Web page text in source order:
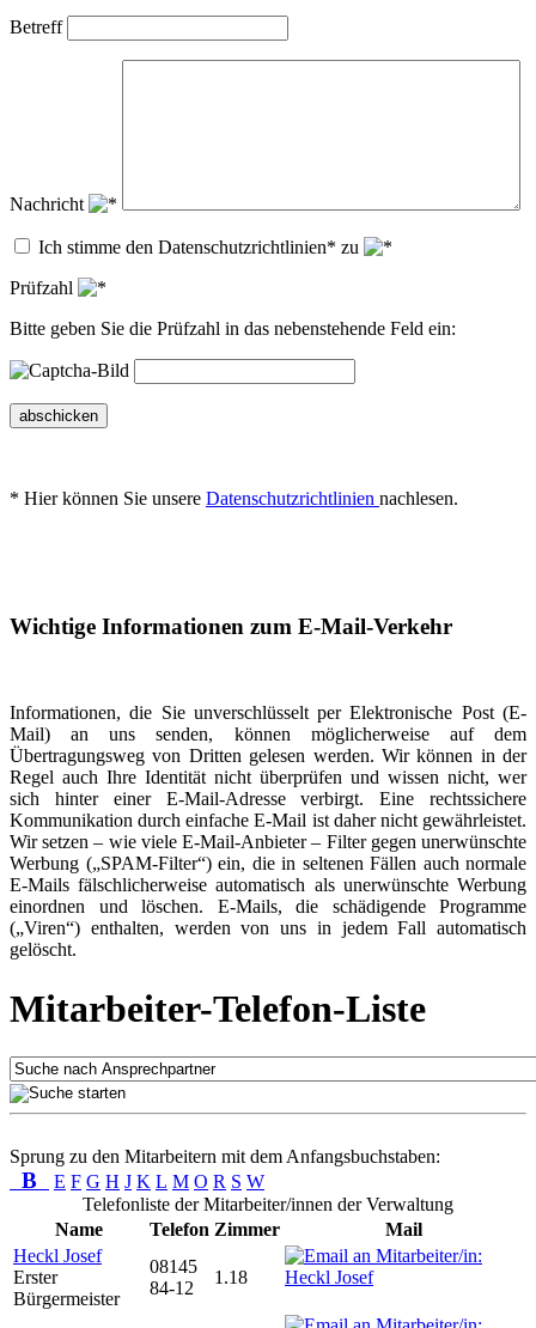
Betreff
Nachricht
Ich stimme den Datenschutzrichtlinien* zu
Prüfzahl
Bitte geben Sie die Prüfzahl in das nebenstehende Feld ein:
abschicken
* Hier können Sie unsere Datenschutzrichtlinien nachlesen.
Wichtige Informationen zum E-Mail-Verkehr
Informationen, die Sie unverschlüsselt per Elektronische Post (E-
Mail) an uns senden, können möglicherweise auf dem
Übertragungsweg von Dritten gelesen werden. Wir können in der
Regel auch Ihre Identität nicht überprüfen und wissen nicht, wer
sich hinter einer E-Mail-Adresse verbirgt. Eine rechtssichere
Kommunikation durch einfache E-Mail ist daher nicht gewährleistet.
Wir setzen – wie viele E-Mail-Anbieter – Filter gegen unerwünschte
Werbung („SPAM-Filter“) ein, die in seltenen Fällen auch normale
E-Mails fälschlicherweise automatisch als unerwünschte Werbung
einordnen und löschen. E-Mails, die schädigende Programme
(„Viren“) enthalten, werden von uns in jedem Fall automatisch
gelöscht.
Mitarbeiter-Telefon-Liste
Sprung zu den Mitarbeitern mit dem Anfangsbuchstaben:
B E F G H J K L M O R S W
Telefonliste der Mitarbeiter/innen der Verwaltung
Name
Telefon Zimmer
Mail
Heckl Josef
Erster
Bürgermeister
08145
84-12
1.18